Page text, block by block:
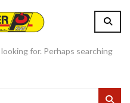
for. Perhaps searching